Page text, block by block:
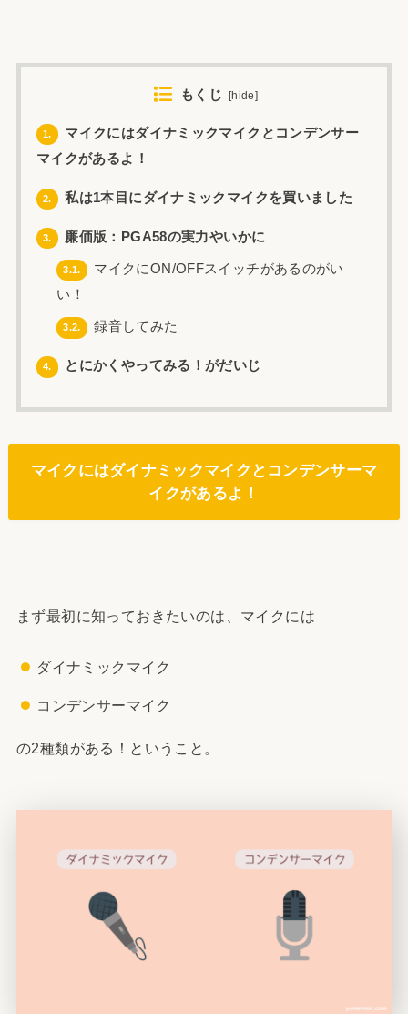
もくじ [hide]
1.
マイクにはダイナミックマイクとコンデンサー
マイクがあるよ！
2. 私は1本目にダイナミックマイクを買いました
3. 廉価版：PGA58の実力やいかに
3.1.
マイクにON/OFFスイッチがあるのがい
い！
3.2. 録音してみた
4. とにかくやってみる！がだいじ
マイクにはダイナミックマイクとコンデンサーマ
イクがあるよ！
まず最初に知っておきたいのは、マイクには
ダイナミックマイク
コンデンサーマイク
の2種類がある！ということ。